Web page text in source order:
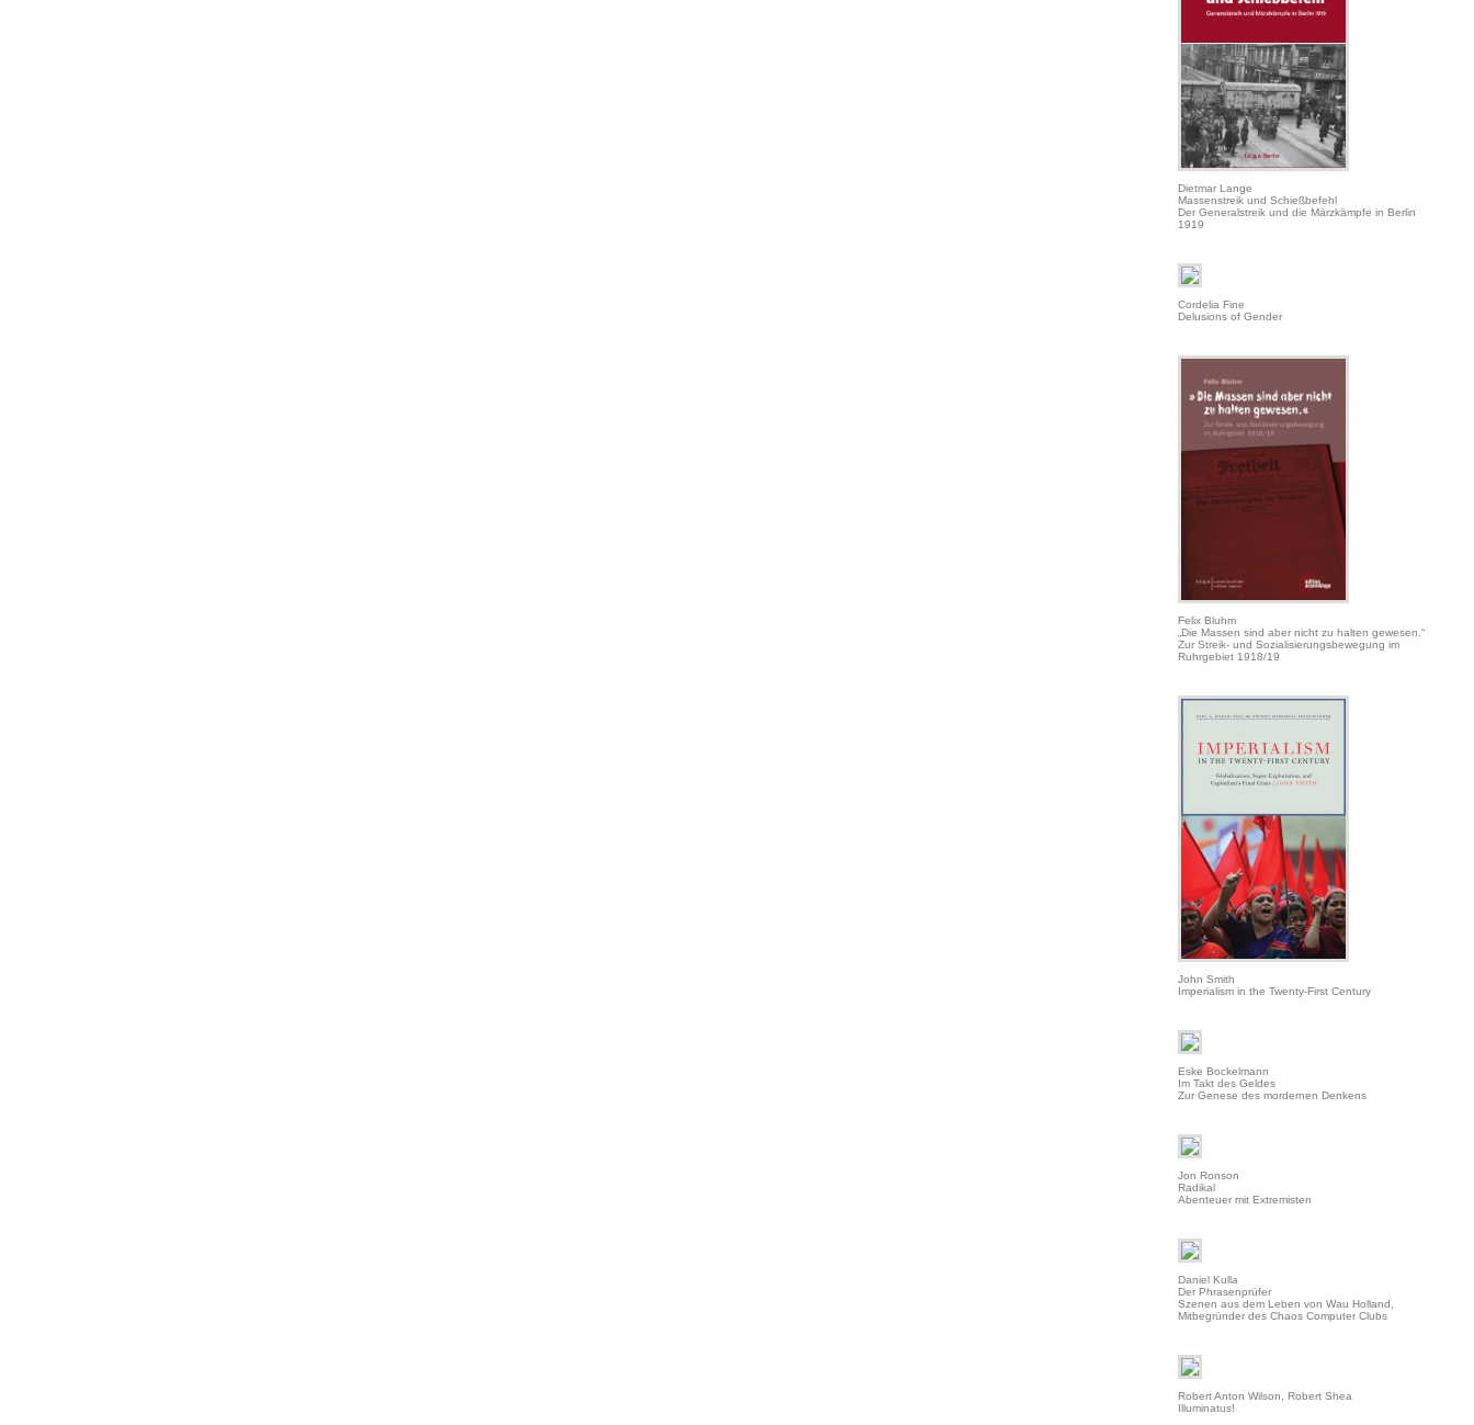
Dietmar Lange
Massenstreik und Schießbefehl
Der Generalstreik und die Märzkämpfe in Berlin
1919
Cordelia Fine
Delusions of Gender
Felix Bluhm
„Die Massen sind aber nicht zu halten gewesen.“
Zur Streik- und Sozialisierungsbewegung im
Ruhrgebiet 1918/19
John Smith
Imperialism in the Twenty-First Century
Eske Bockelmann
Im Takt des Geldes
Zur Genese des mordernen Denkens
Jon Ronson
Radikal
Abenteuer mit Extremisten
Daniel Kulla
Der Phrasenprüfer
Szenen aus dem Leben von Wau Holland,
Mitbegründer des Chaos Computer Clubs
Robert Anton Wilson, Robert Shea
Illuminatus!